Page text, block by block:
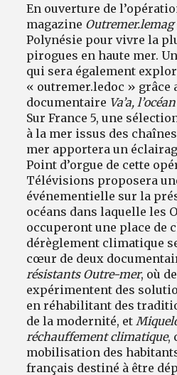
En ouverture de
magazine Outremer.lemag
Polynésie pour vivre la
pirogues en haute mer.
qui sera également
« outremer.ledoc » grâce
documentaire Va’a,
Sur France 5, une
à la mer issus des
mer apportera un
Point d’orgue de cette
Télévisions proposera
événementielle sur la
océans dans laquelle les
occuperont une place de
dérèglement climatique
cœur de deux
résistants Outre-mer, où
expérimentent des
en réhabilitant des
de la modernité, et
réchauffement climatique,
mobilisation des
français destiné à être